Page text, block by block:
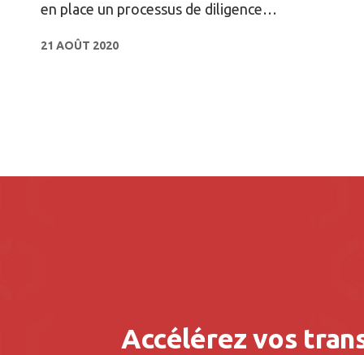
en place un processus de diligence
21 AOÛT 2020
Accélérez vos